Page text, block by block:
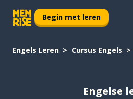
Begin met leren
Engels Leren Cursus Engels
Engelse